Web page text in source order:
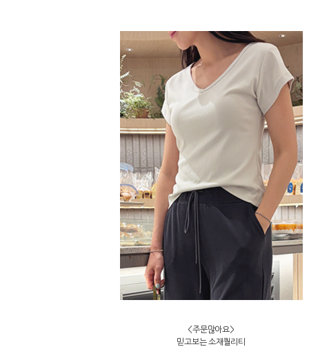
<주문많아요>
믿고보는 소재퀄리티